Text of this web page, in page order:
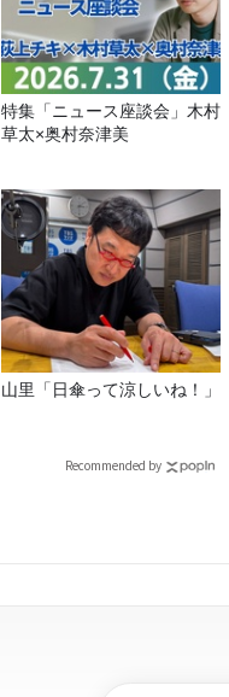
特集「ニュース座談会」木村
草太×奥村奈津美
山里「日傘って涼しいね！」
Recommended by